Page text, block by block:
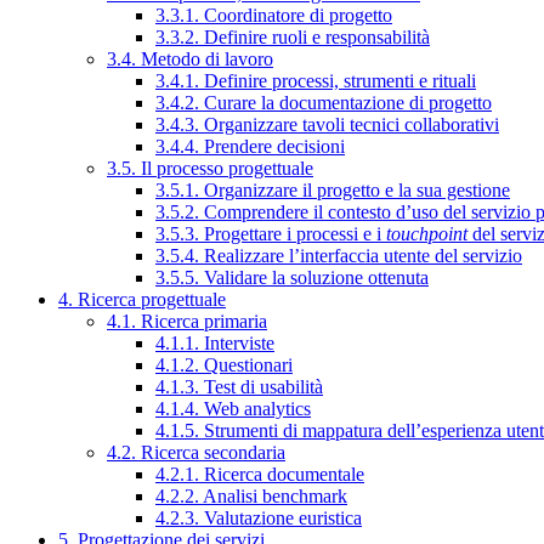
3.3.1. Coordinatore di progetto
3.3.2. Definire ruoli e responsabilità
3.4. Metodo di lavoro
3.4.1. Definire processi, strumenti e rituali
3.4.2. Curare la documentazione di progetto
3.4.3. Organizzare tavoli tecnici collaborativi
3.4.4. Prendere decisioni
3.5. Il processo progettuale
3.5.1. Organizzare il progetto e la sua gestione
3.5.2. Comprendere il contesto d’uso del servizio
3.5.3. Progettare i processi e i touchpointdel
3.5.4. Realizzare l’interfaccia utente del servizio
3.5.5. Validare la soluzione ottenuta
4. Ricerca progettuale
4.1. Ricerca primaria
4.1.1. Interviste
4.1.2. Questionari
4.1.3. Test di usabilità
4.1.4. Web analytics
4.1.5. Strumenti di mappatura dell’esperienza
4.2. Ricerca secondaria
4.2.1. Ricerca documentale
4.2.2. Analisi benchmark
4.2.3. Valutazione euristica
5. Progettazione dei servizi